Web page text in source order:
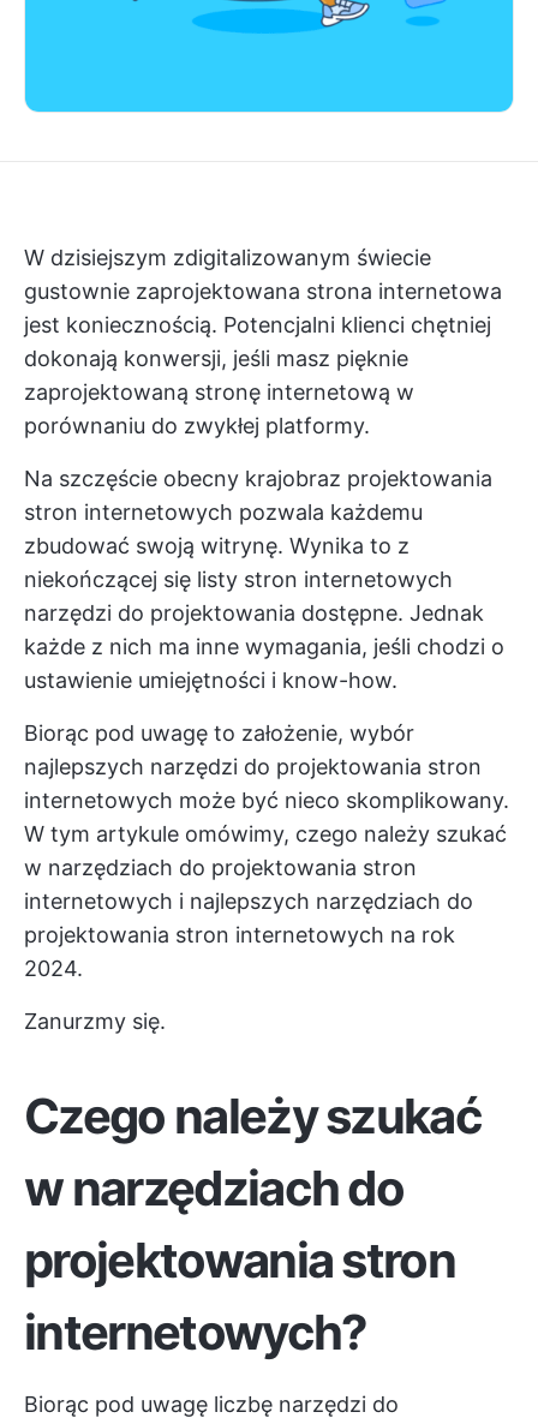
W dzisiejszym zdigitalizowanym świecie
gustownie zaprojektowana strona internetowa
jest koniecznością. Potencjalni klienci chętniej
dokonają konwersji, jeśli masz pięknie
zaprojektowaną stronę internetową w
porównaniu do zwykłej platformy.
Na szczęście obecny krajobraz projektowania
stron internetowych pozwala każdemu
zbudować swoją witrynę. Wynika to z
niekończącej się listy stron internetowych
narzędzi do projektowania dostępne. Jednak
każde z nich ma inne wymagania, jeśli chodzi o
ustawienie umiejętności i know-how.
Biorąc pod uwagę to założenie, wybór
najlepszych narzędzi do projektowania stron
internetowych może być nieco skomplikowany.
W tym artykule omówimy, czego należy szukać
w narzędziach do projektowania stron
internetowych i najlepszych narzędziach do
projektowania stron internetowych na rok
2024.
Zanurzmy się.
Czego należy szukać
w narzędziach do
projektowania stron
internetowych?
Biorąc pod uwagę liczbę narzędzi do